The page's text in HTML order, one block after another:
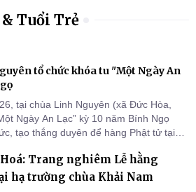
Tuổi Trẻ
tổ chức khóa tu "Một Ngày An
tại chùa Linh Nguyên (xã Đức Hòa,
Ngày An Lạc” kỳ 10 năm Bính Ngọ
tạo thắng duyên để hàng Phật tử tại
Trang nghiêm Lễ hằng
hạ trường chùa Khải Nam